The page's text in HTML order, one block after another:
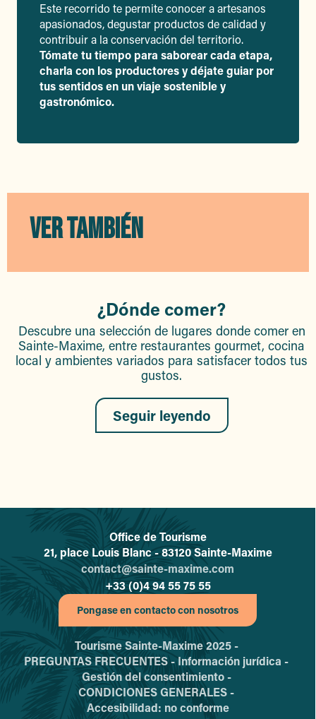
Este recorrido te permite conocer a artesanos
apasionados, degustar productos de calidad y
contribuir a la conservación del territorio.
Tómate tu tiempo para saborear cada etapa,
charla con los productores y déjate guiar por
tus sentidos en un viaje sostenible y
gastronómico.
VER TAMBIÉN
¿Dónde comer?
Descubre una selección de lugares donde comer en
Sainte-Maxime, entre restaurantes gourmet, cocina
local y ambientes variados para satisfacer todos tus
gustos.
Seguir leyendo
L'office de tourisme de Sainte-
Office de Tourisme
21, place Louis Blanc - 83120 Sainte-Maxime
contact@sainte-maxime.com
+33 (0)4 94 55 75 55
Pongase en contacto con nosotros
Tourisme Sainte-Maxime 2025 -
PREGUNTAS FRECUENTES - Información jurídica -
Gestión del consentimiento -
CONDICIONES GENERALES -
Accesibilidad: no conforme